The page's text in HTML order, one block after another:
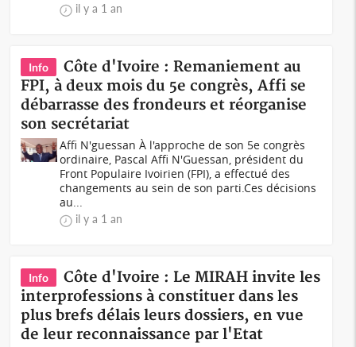
il y a 1 an
Info
Côte d'Ivoire : Remaniement au
FPI, à deux mois du 5e congrès, Affi se
débarrasse des frondeurs et réorganise
son secrétariat
Affi N'guessan À l'approche de son 5e congrès
ordinaire, Pascal Affi N'Guessan, président du
Front Populaire Ivoirien (FPI), a effectué des
changements au sein de son parti.Ces décisions
au...
il y a 1 an
Info
Côte d'Ivoire : Le MIRAH invite les
interprofessions à constituer dans les
plus brefs délais leurs dossiers, en vue
de leur reconnaissance par l'Etat